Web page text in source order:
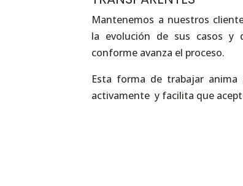
Mantenemos a nuestros
la evolución de sus casos y
conforme avanza el proceso.
Esta forma de trabajar
activamente y facilita que